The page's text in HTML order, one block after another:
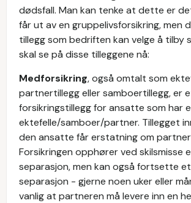
dødsfall. Man kan tenke at dette er
får ut av en gruppelivsforsikring, men
tillegg som bedriften kan velge å tilby
skal se på disse tilleggene nå:
Medforsikring, også omtalt som
partnertillegg eller samboertillegg, er
forsikringstillegg for ansatte som har
ektefelle/samboer/partner. Tillegget
den ansatte får erstatning om
Forsikringen opphører ved skilsmisse
separasjon, men kan også fortsette
separasjon - gjerne noen uker eller
vanlig at partneren må levere inn en